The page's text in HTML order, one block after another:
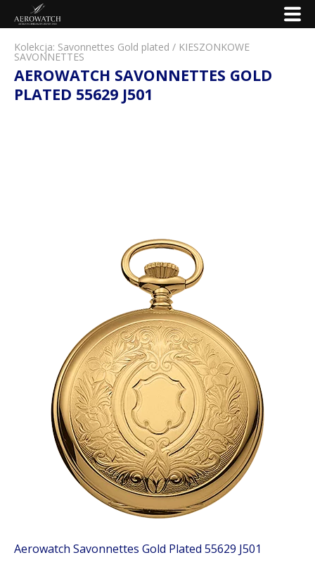
Kolekcja: Savonnettes Gold plated / KIESZONKOWE
SAVONNETTES
AEROWATCH SAVONNETTES GOLD
PLATED 55629 J501
Aerowatch Savonnettes Gold Plated 55629 J501